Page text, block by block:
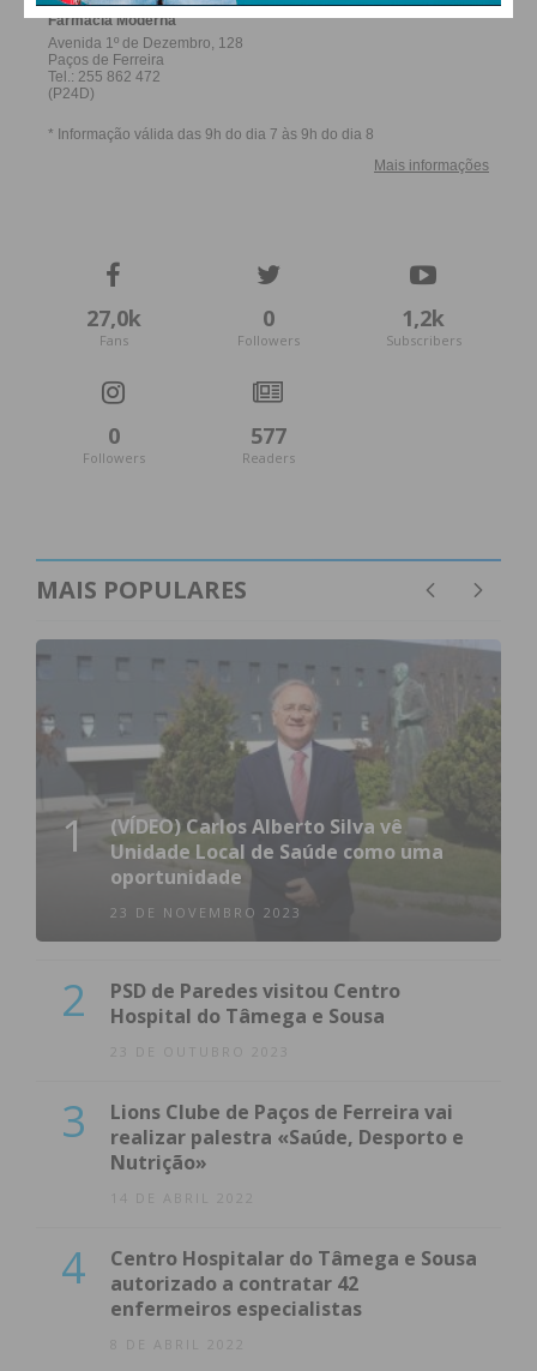
27,0k
Fans
0
Followers
1,2k
Subscribers
0
Followers
577
Readers
MAIS POPULARES
1
(VÍDEO) Carlos Alberto Silva vê
Unidade Local de Saúde como uma
oportunidade
23 DE NOVEMBRO 2023
2
PSD de Paredes visitou Centro
Hospital do Tâmega e Sousa
23 DE OUTUBRO 2023
3
Lions Clube de Paços de Ferreira vai
realizar palestra «Saúde, Desporto e
Nutrição»
14 DE ABRIL 2022
4
Centro Hospitalar do Tâmega e Sousa
autorizado a contratar 42
enfermeiros especialistas
8 DE ABRIL 2022